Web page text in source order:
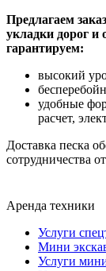
Предлагаем
укладки дорог
гарантируем:
высокий
удобные
расчет,
Доставка песка
сотрудничества
Аренда техники
Услуги
Мини
Услуги